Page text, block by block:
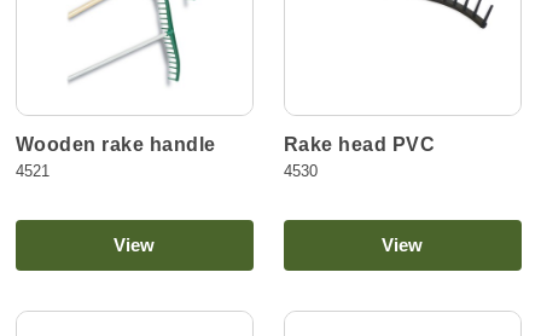
Wooden rake handle
4521
View
Rake head PVC
4530
View